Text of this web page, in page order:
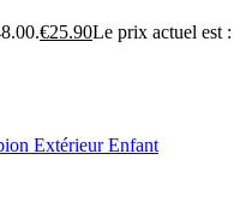
€25.90Le prix actuel est :